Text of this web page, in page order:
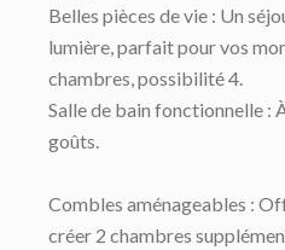
Belles pièces de vie : Un
lumière, parfait pour vos
chambres, possibilité 4.
Salle de bain fonctionnelle :
goûts.
Combles aménageables :
créer 2 chambres